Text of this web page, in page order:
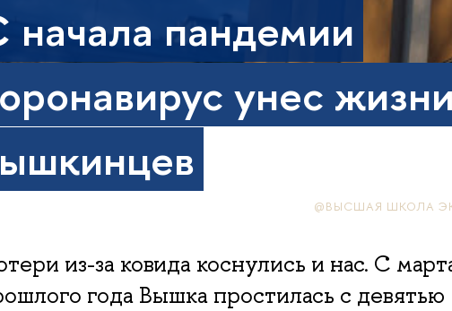
начала пандемии
унес
@ВЫСШАЯ ШКОЛА
из-за ковида коснулись и нас. C
года Вышка простилась с девятью